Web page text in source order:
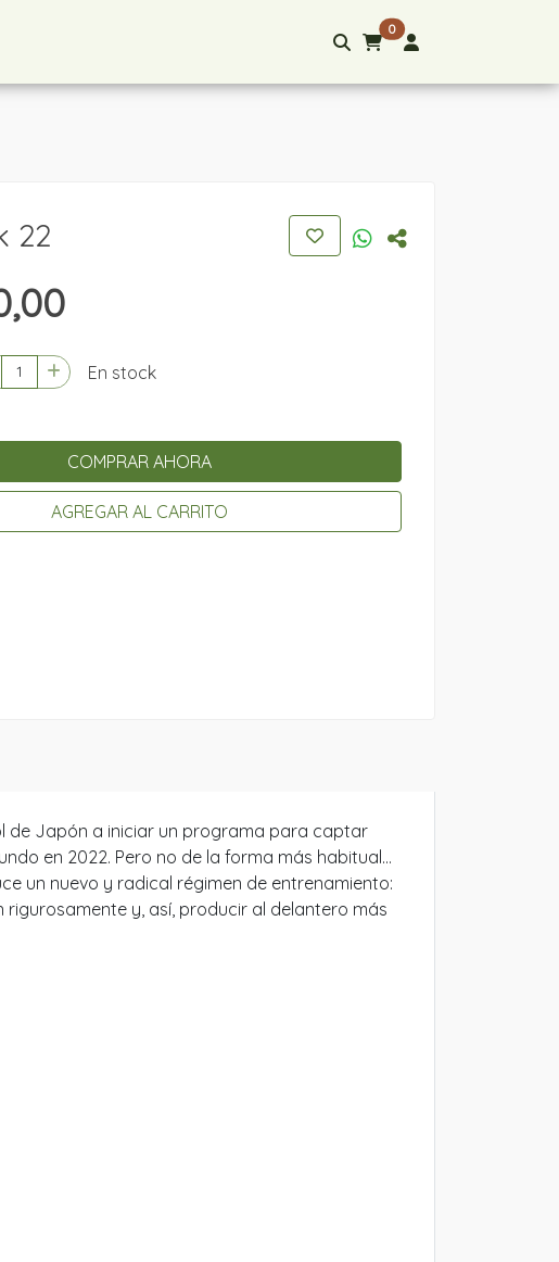
0
22
En stock
COMPRAR AHORA
AGREGAR AL CARRITO
de Japón a iniciar un programa para captar
en 2022. Pero no de la forma más habitual…
un nuevo y radical régimen de entrenamiento:
rigurosamente y, así, producir al delantero más